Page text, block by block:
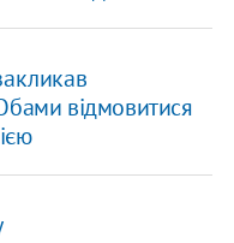
відмовитися